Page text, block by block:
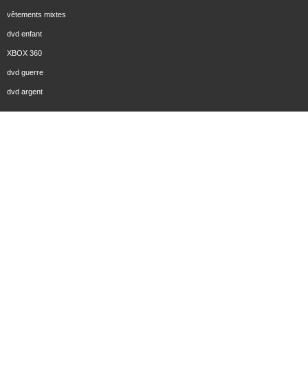
vêtements mixtes
dvd enfant
XBOX 360
dvd guerre
dvd argent